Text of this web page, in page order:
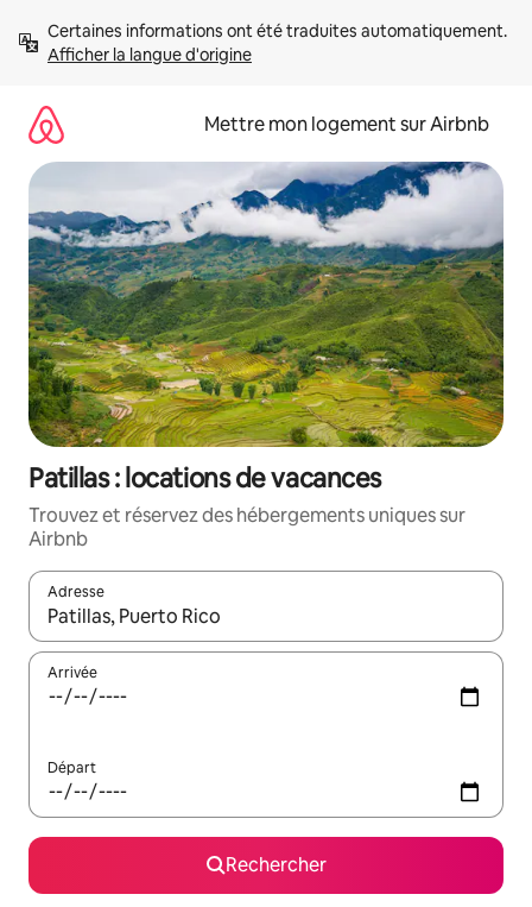
directement
Afficher la langue d'origine
Mettre mon logement sur Airbnb
Patillas : locations de vacances
Trouvez et réservez des hébergements uniques sur
Airbnb
Adresse
Lorsque les résultats s'affichent, utilisez les flèches vers le
Arrivée
Départ
Rechercher